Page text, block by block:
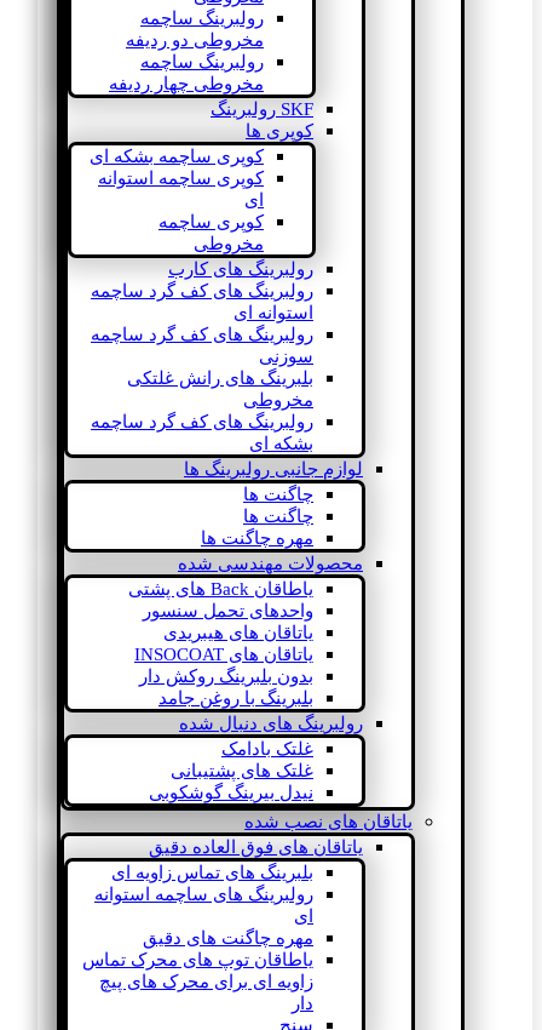
رولبرینگ ساچمه
مخروطی دو ردیفه
رولبرینگ ساچمه
مخروطی چهار ردیفه
SKF رولبرینگ
کوپری ها
کوپری ساچمه بشکه ای
کوپری ساچمه استوانه
ای
کوپری ساچمه
مخروطی
رولبرینگ های کارب
رولبرینگ های کف گرد ساچمه
استوانه ای
رولبرینگ های کف گرد ساچمه
سوزنی
بلبرینگ های رانش غلتکی
مخروطی
رولبرینگ های کف گرد ساچمه
بشکه ای
لوازم جانبی رولبرینگ ها
چاگنت ها
چاگنت ها
مهره چاگنت ها
محصولات مهندسی شده
یاطاقان Back های پشتی
واحدهای تحمل سنسور
یاتاقان های هیبریدی
یاتاقان های INSOCOAT
بدون بلبرینگ روکش دار
بلبرینگ با روغن جامد
رولبرینگ های دنبال شده
غلتک بادامک
غلتک های پشتیبانی
نیدل بیرینگ گوشکوبی
یاتاقان های نصب شده
یاتاقان های فوق العاده دقیق
بلبرینگ های تماس زاویه ای
رولبرینگ های ساچمه استوانه
ای
مهره چاگنت های دقیق
یاطاقان توپ های محرک تماس
زاویه ای برای محرک های پیچ
دار
سنج